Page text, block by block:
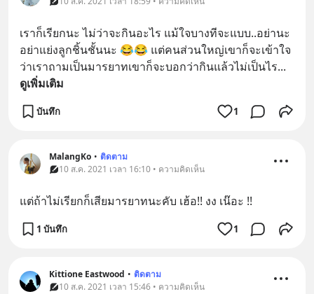
เราก็เรียกนะ ไม่ว่าจะกินอะไร แม้ใจบางทีจะแบบ..อย่านะ
อย่าแย่งลูกชิ้นชั้นนะ 😂😂 แต่คนส่วนใหญ่เขาก็จะเข้าใจ
ว่าเราถามเป็นมารยาทเขาก็จะบอกว่ากินแล้วไม่เป็นไร...
ดูเพิ่มเติม
บันทึก 1
MalangKo • ติดตาม
10 ส.ค. 2021 เวลา 16:10 • ความคิดเห็น
แต่ถ้าไม่เรียกก็เสียมารยาทนะคับ เฮ้อ!! งง เน๊อะ !!
1 บันทึก 1
Kittione Eastwood • ติดตาม
10 ส.ค. 2021 เวลา 15:46 • ความคิดเห็น